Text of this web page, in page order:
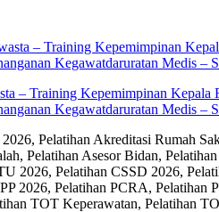
– Training Kepemimpinan
Kegawatdaruratan Medis
Pelatihan Akreditasi Rumah
Pelatihan Asesor Bidan,
2026, Pelatihan CSSD 2026,
2026, Pelatihan PCRA,
TOT Keperawatan, Pelatihan